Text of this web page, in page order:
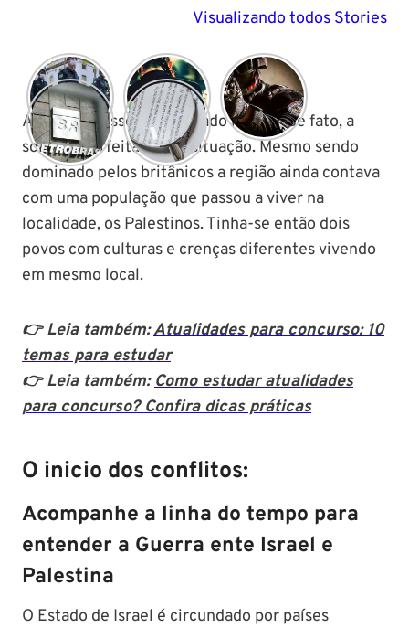
Visualizando todos Stories
A criação desse novo Estado não foi, de fato, a
solução perfeita para a situação. Mesmo sendo
dominado pelos britânicos a região ainda contava
com uma população que passou a viver na
localidade, os Palestinos. Tinha-se então dois
povos com culturas e crenças diferentes vivendo
em mesmo local.
👉 Leia também:Atualidades para concurso: 10
temas para estudar
👉 Leia também:Como estudar atualidades
para concurso? Confira dicas práticas
O inicio dos conflitos:
Acompanhe a linha do tempo para
entender a Guerra ente Israel e
Palestina
O Estado de Israel é circundado por países